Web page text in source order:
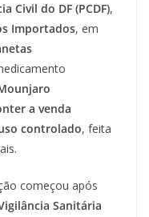
Civil do DF (PCDF),
Importados, em
a venda
controlado, feita
começou após
Sanitária